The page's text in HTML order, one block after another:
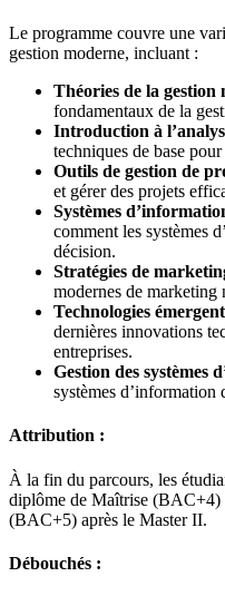
Le programme couvre une
gestion moderne, incluant :
Théories de la gestion
fondamentaux de la
Introduction à
techniques de base
Outils de gestion de
et gérer des projets
Systèmes
comment les systèmes
décision.
Stratégies de
modernes de marketing
Technologies
dernières innovations
entreprises.
Gestion des systèmes
systèmes d’information
Attribution :
À la fin du parcours, les
diplôme de Maîtrise (BAC+4)
(BAC+5) après le Master II.
Débouchés :